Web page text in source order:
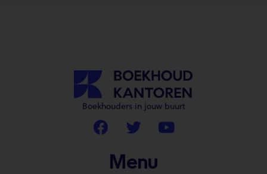
Boekhouders in jouw buurt
Menu